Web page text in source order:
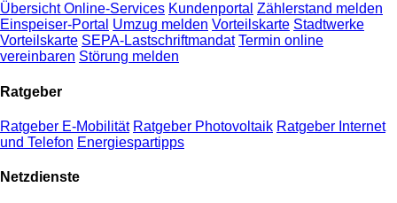
Übersicht Online-Services Kundenportal Zählerstand melden
Einspeiser-Portal Umzug melden Vorteilskarte Stadtwerke
Vorteilskarte SEPA-Lastschriftmandat Termin online
vereinbaren Störung melden
Ratgeber
Ratgeber E-Mobilität Ratgeber Photovoltaik Ratgeber Internet
und Telefon Energiespartipps
Netzdienste